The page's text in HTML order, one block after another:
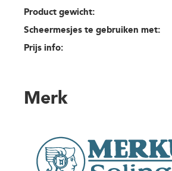
Product gewicht:
Scheermesjes te gebruiken met:
Prijs info:
Merk